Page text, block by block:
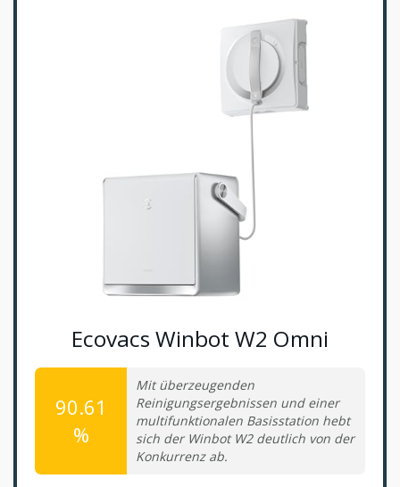
Ecovacs Winbot W2 Omni
90.61
%
Mit überzeugenden
Reinigungsergebnissen und einer
multifunktionalen Basisstation hebt
sich der Winbot W2 deutlich von der
Konkurrenz ab.